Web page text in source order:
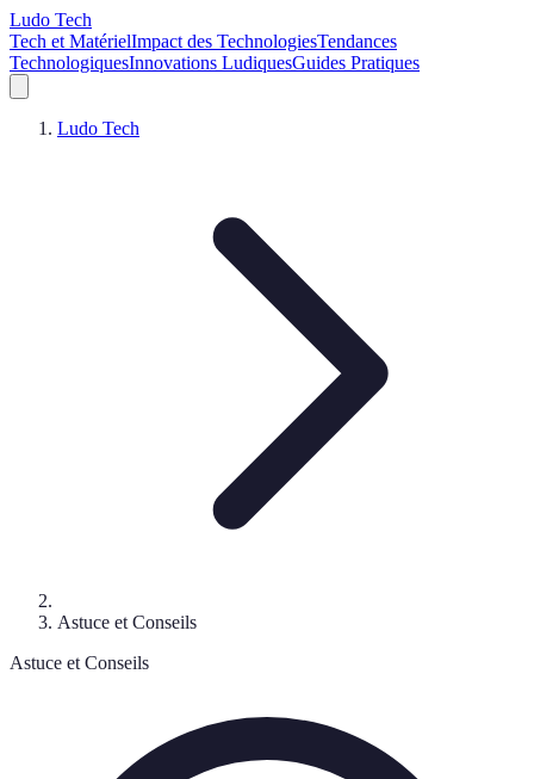
Ludo Tech
Tech et MatérielImpact des TechnologiesTendances
TechnologiquesInnovations LudiquesGuides Pratiques
Ludo Tech
Astuce et Conseils
Astuce et Conseils